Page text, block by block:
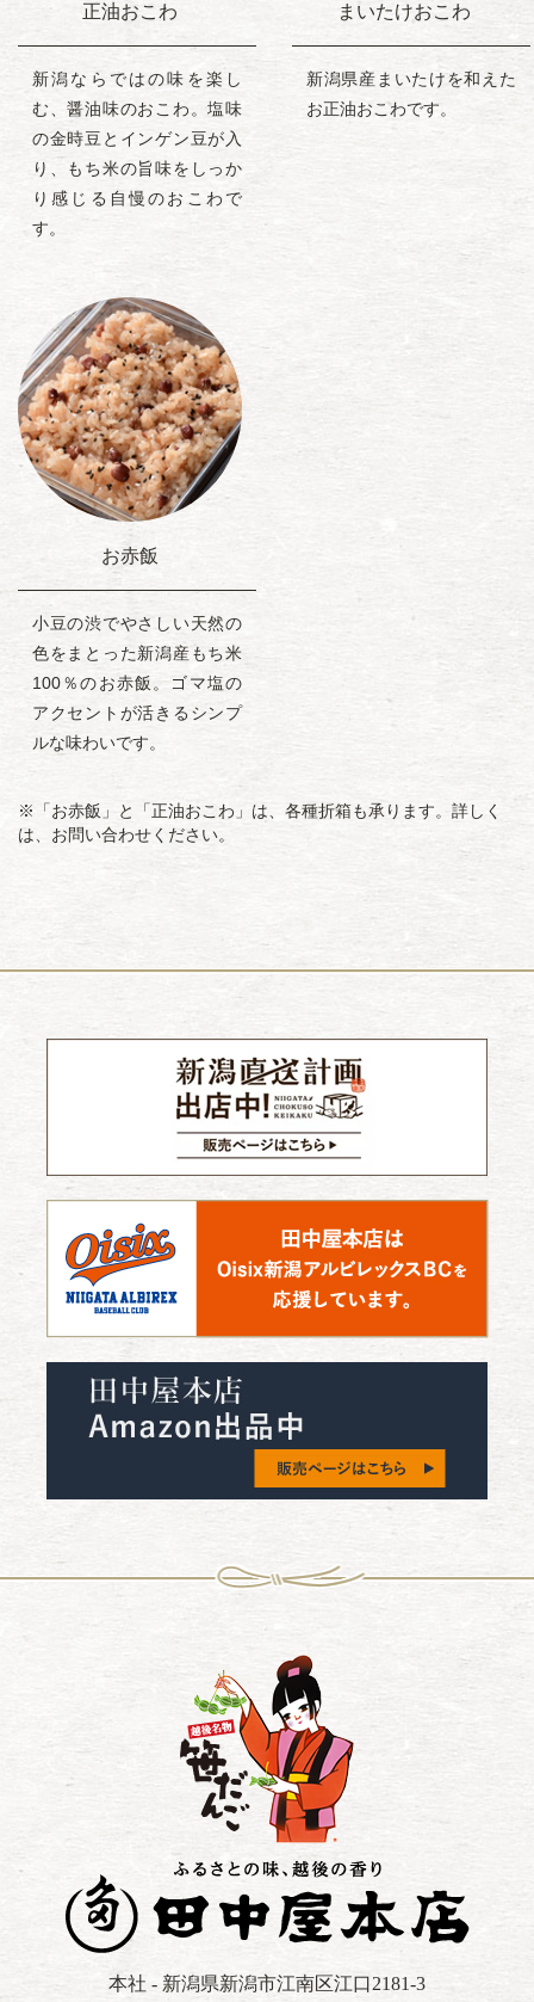
正油おこわ
新潟ならではの味を楽し
む、醤油味のおこわ。塩味
の金時豆とインゲン豆が入
り、もち米の旨味をしっか
り感じる自慢のおこわで
す。
まいたけおこわ
新潟県産まいたけを和えた
お正油おこわです。
お赤飯
小豆の渋でやさしい天然の
色をまとった新潟産もち米
100％のお赤飯。ゴマ塩の
アクセントが活きるシンプ
ルな味わいです。
※「お赤飯」と「正油おこわ」は、各種折箱も承ります。詳しく
は、お問い合わせください。
本社 - 新潟県新潟市江南区江口2181-3